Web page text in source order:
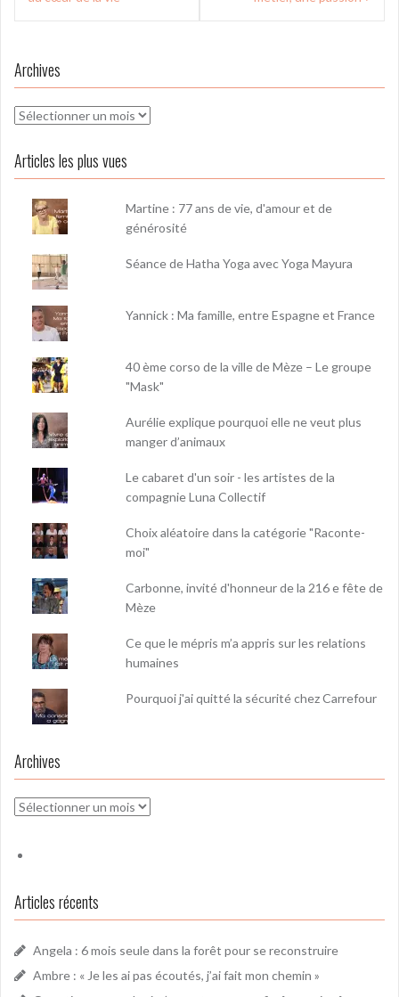
Archives
Archives
Articles les plus vues
Martine : 77 ans de vie, d'amour et de
générosité
Séance de Hatha Yoga avec Yoga Mayura
Yannick : Ma famille, entre Espagne et France
40 ème corso de la ville de Mèze – Le groupe
"Mask"
Aurélie explique pourquoi elle ne veut plus
manger d’animaux
Le cabaret d'un soir - les artistes de la
compagnie Luna Collectif
Choix aléatoire dans la catégorie "Raconte-
moi"
Carbonne, invité d'honneur de la 216 e fête de
Mèze
Ce que le mépris m’a appris sur les relations
humaines
Pourquoi j'ai quitté la sécurité chez Carrefour
Archives
Archives
Articles récents
Angela : 6 mois seule dans la forêt pour se reconstruire
Ambre : « Je les ai pas écoutés, j’ai fait mon chemin »